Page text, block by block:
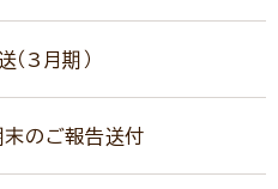
（3月期）
のご報告送付